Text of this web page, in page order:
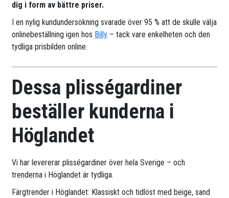
dig i form av bättre priser.
I en nylig kundundersökning svarade över 95 % att de skulle välja
onlinebeställning igen hos Billy – tack vare enkelheten och den
tydliga prisbilden online.
Dessa plisségardiner
beställer kunderna i
Höglandet
Vi har levererar plisségardiner över hela Sverige – och
trenderna i Höglandet är tydliga.
Färgtrender i Höglandet: Klassiskt och tidlöst med beige, sand